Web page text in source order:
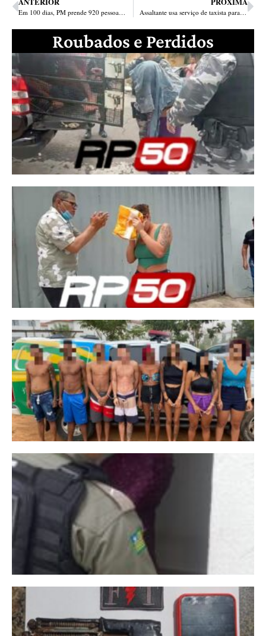
Em 100 dias, PM prende 920 pessoas, recupera 509 veículos, apreende 168 armas e 2600 kg de drogas no Piauí Assaltante usa serviço de taxista para praticar crime na zona norte
Roubados e Perdidos